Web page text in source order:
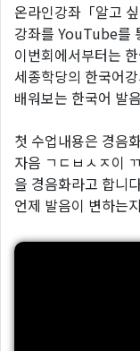
온라인강좌「알고
강좌를 YouTube를
이번회에서부터는
세종학당의 한국어
배워보는 한국어 발
첫 수업내용은 경음
자음 ㄱㄷㅂㅅㅈ이
을 경음화라고 합니
언제 발음이 변하는